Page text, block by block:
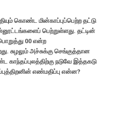
கொண்ட மின்காப்புப்பெற்ற தட்டு
பெற்றுள்ளது. தட்டின்
00 என்ற
சுழலும் அச்சுக்கு செங்குத்தான
நடுவே இத்தகடு
எண்மதிப்பு என்ன?